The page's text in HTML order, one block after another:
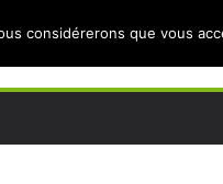
considérerons que vous